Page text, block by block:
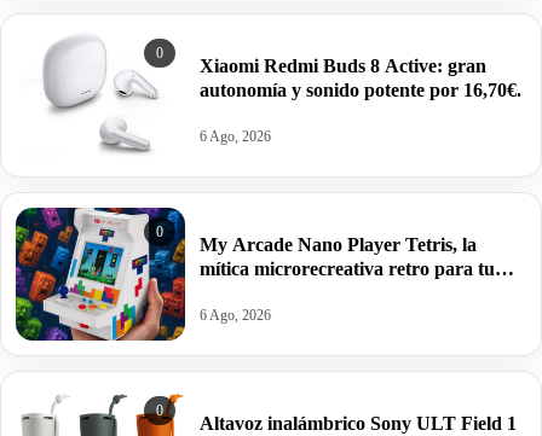
0
Xiaomi Redmi Buds 8 Active: gran
autonomía y sonido potente por 16,70€.
6 Ago, 2026
0
My Arcade Nano Player Tetris, la
mítica microrecreativa retro para tu
6 Ago, 2026
0
Altavoz inalámbrico Sony ULT Field 1